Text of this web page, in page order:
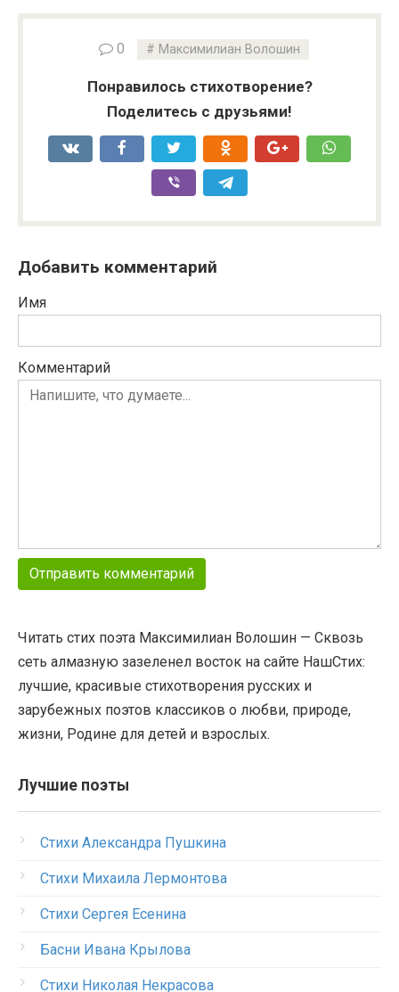
0 Максимилиан Волошин
Понравилось стихотворение?
Поделитесь с друзьями!
Добавить комментарий
Имя
Комментарий
Читать стих поэта Максимилиан Волошин — Сквозь
сеть алмазную зазеленел восток на сайте НашСтих:
лучшие, красивые стихотворения русских и
зарубежных поэтов классиков о любви, природе,
жизни, Родине для детей и взрослых.
Лучшие поэты
Стихи Александра Пушкина
Стихи Михаила Лермонтова
Стихи Сергея Есенина
Басни Ивана Крылова
Стихи Николая Некрасова